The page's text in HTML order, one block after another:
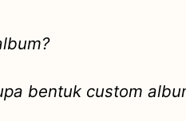
bentuk custom